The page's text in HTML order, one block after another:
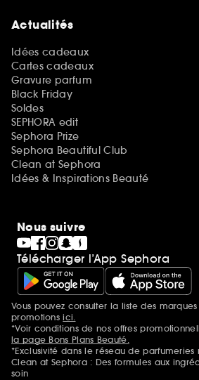
Actualités
Idées cadeaux
Cartes cadeaux
Gravure parfum
Black Friday
Soldes
SEPHORA edit
Sephora Prize
Sephora Beautiful Club
Clean at Sephora
Idées & Inspirations Beauté
Nous suivre
Télécharger l’App Sephora
Mentions additionnelles
Vous pouvez consulter la liste des
promotionsici.
*Voir conditions de nos offres
la page Bons Plans Beauté.
*Exclusivité dans le réseau de parfumeries
Clean at Sephora : Des formules aux
soin